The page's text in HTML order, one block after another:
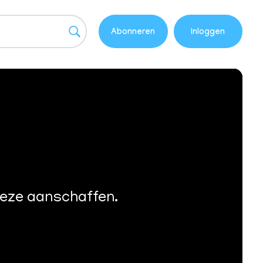
aanschaffen.
Abonneren Inloggen